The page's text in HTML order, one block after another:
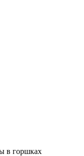
в горшках